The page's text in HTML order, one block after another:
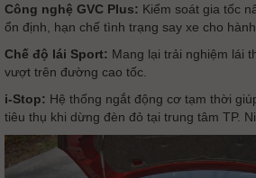
Công nghệ GVC Plus: Kiểm soát gia tốc
ổn định, hạn chế tình trạng say xe cho hành
Chế độ lái Sport: Mang lại trải nghiệm lái
vượt trên đường cao tốc.
i-Stop: Hệ thống ngắt động cơ tạm thời
tiêu thụ khi dừng đèn đỏ tại trung tâm TP.